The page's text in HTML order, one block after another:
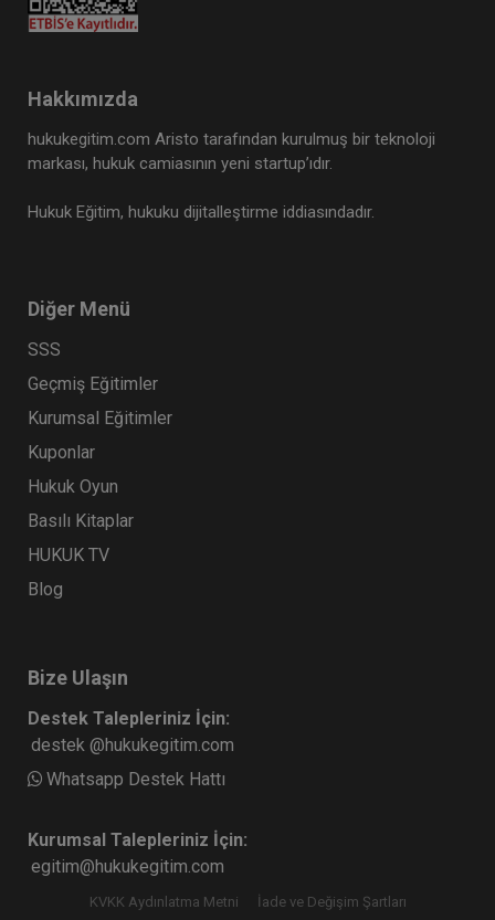
Hakkımızda
hukukegitim.com Aristo tarafından kurulmuş bir teknoloji
markası, hukuk camiasının yeni startup’ıdır.
Hukuk Eğitim, hukuku dijitalleştirme iddiasındadır.
Diğer Menü
SSS
Geçmiş Eğitimler
Kurumsal Eğitimler
Kuponlar
Hukuk Oyun
Basılı Kitaplar
HUKUK TV
Blog
Bize Ulaşın
Destek Talepleriniz İçin:
destek @hukukegitim.com
Whatsapp Destek Hattı
Kurumsal Talepleriniz İçin:
egitim@hukukegitim.com
KVKK Aydınlatma Metni İade ve Değişim Şartları